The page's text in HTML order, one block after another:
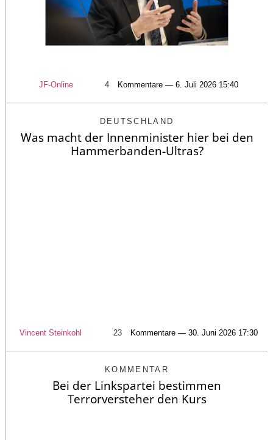
JF-Online 4 Kommentare — 6. Juli 2026 15:40
DEUTSCHLAND
Was macht der Innenminister hier bei den
Hammerbanden-Ultras?
Vincent Steinkohl 23 Kommentare — 30. Juni 2026 17:30
KOMMENTAR
Bei der Linkspartei bestimmen
Terrorversteher den Kurs